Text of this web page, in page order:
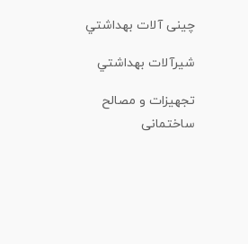
چینی آلات بهداشتي
شیرآلات بهداشتي
تجهیزات و مصالح
ساختمانی